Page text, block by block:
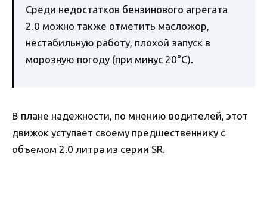
Среди недостатков бензинового агрегата
2.0 можно также отметить масложор,
нестабильную работу, плохой запуск в
морозную погоду (при минус 20°C).
В плане надежности, по мнению водителей, этот
движок уступает своему предшественнику с
объемом 2.0 литра из серии SR.